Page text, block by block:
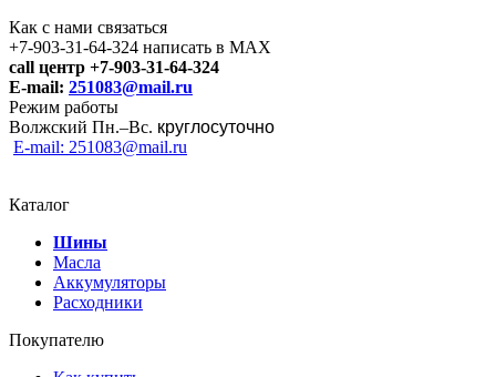
Как с нами связаться
+7-903-31-64-324 написать в MAX
call центр +7-903-31-64-324
E-mail: 251083@mail.ru
Режим работы
Волжский Пн.–Вс. круглосуточно
E-mail: 251083@mail.ru
Каталог
Шины
Масла
Аккумуляторы
Расходники
Покупателю